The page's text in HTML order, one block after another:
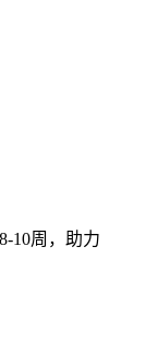
10周，助力